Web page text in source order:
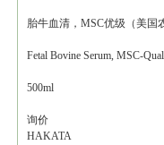
胎牛血清，MSC优级（美国
Fetal Bovine Serum, MSC-
500ml
询价
HAKATA